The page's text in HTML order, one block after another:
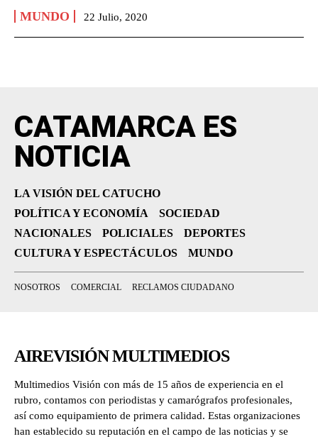
MUNDO 22 Julio, 2020
CATAMARCA ES
NOTICIA
LA VISIÓN DEL CATUCHO
POLÍTICA Y ECONOMÍA
SOCIEDAD
NACIONALES
POLICIALES
DEPORTES
CULTURA Y ESPECTÁCULOS
MUNDO
NOSOTROS COMERCIAL RECLAMOS CIUDADANO
AIREVISIÓN MULTIMEDIOS
Multimedios Visión con más de 15 años de experiencia en el
rubro, contamos con periodistas y camarógrafos profesionales,
así como equipamiento de primera calidad. Estas organizaciones
han establecido su reputación en el campo de las noticias y se